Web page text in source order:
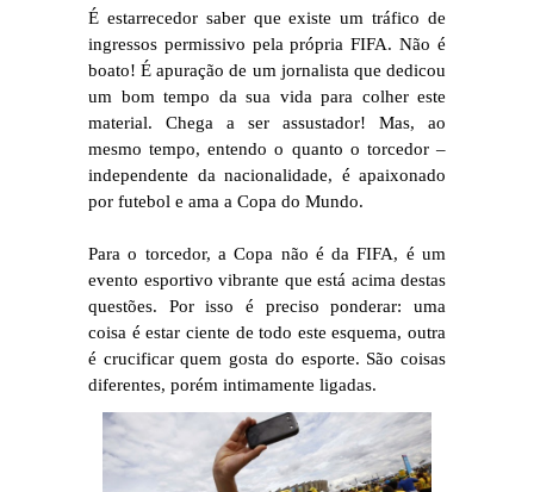
É estarrecedor saber que existe um tráfico de
ingressos permissivo pela própria FIFA. Não é
boato! É apuração de um jornalista que dedicou
um bom tempo da sua vida para colher este
material. Chega a ser assustador! Mas, ao
mesmo tempo, entendo o quanto o torcedor –
independente da nacionalidade, é apaixonado
por futebol e ama a Copa do Mundo.
Para o torcedor, a Copa não é da FIFA, é um
evento esportivo vibrante que está acima destas
questões. Por isso é preciso ponderar: uma
coisa é estar ciente de todo este esquema, outra
é crucificar quem gosta do esporte. São coisas
diferentes, porém intimamente ligadas.